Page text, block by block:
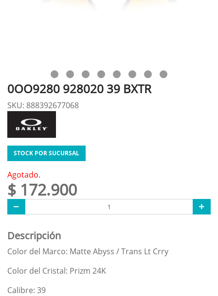
0OO9280 928020 39 BXTR
SKU: 888392677068
STOCK POR SUCURSAL
Agotado.
$ 172.900
Descripción
Color del Marco: Matte Abyss / Trans Lt Crry
Color del Cristal: Prizm 24K
Calibre: 39